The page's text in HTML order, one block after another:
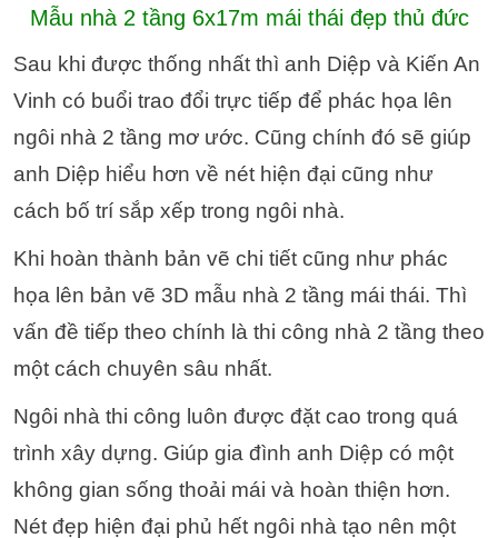
Mẫu nhà 2 tầng 6x17m mái thái đẹp thủ đức
Sau khi được thống nhất thì anh Diệp và Kiến An
Vinh có buổi trao đổi trực tiếp để phác họa lên
ngôi nhà 2 tầng mơ ước. Cũng chính đó sẽ giúp
anh Diệp hiểu hơn về nét hiện đại cũng như
cách bố trí sắp xếp trong ngôi nhà.
Khi hoàn thành bản vẽ chi tiết cũng như phác
họa lên bản vẽ 3D mẫu nhà 2 tầng mái thái. Thì
vấn đề tiếp theo chính là thi công nhà 2 tầng theo
một cách chuyên sâu nhất.
Ngôi nhà thi công luôn được đặt cao trong quá
trình xây dựng. Giúp gia đình anh Diệp có một
không gian sống thoải mái và hoàn thiện hơn.
Nét đẹp hiện đại phủ hết ngôi nhà tạo nên một